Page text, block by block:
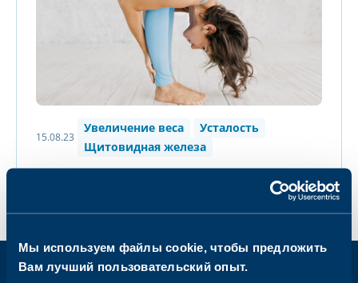
Мы используем файлы cookie, чтобы предложить
Вам лучший пользовательский опыт.
15.08.23
Увеличение веса
Усталость
Щитовидная железа